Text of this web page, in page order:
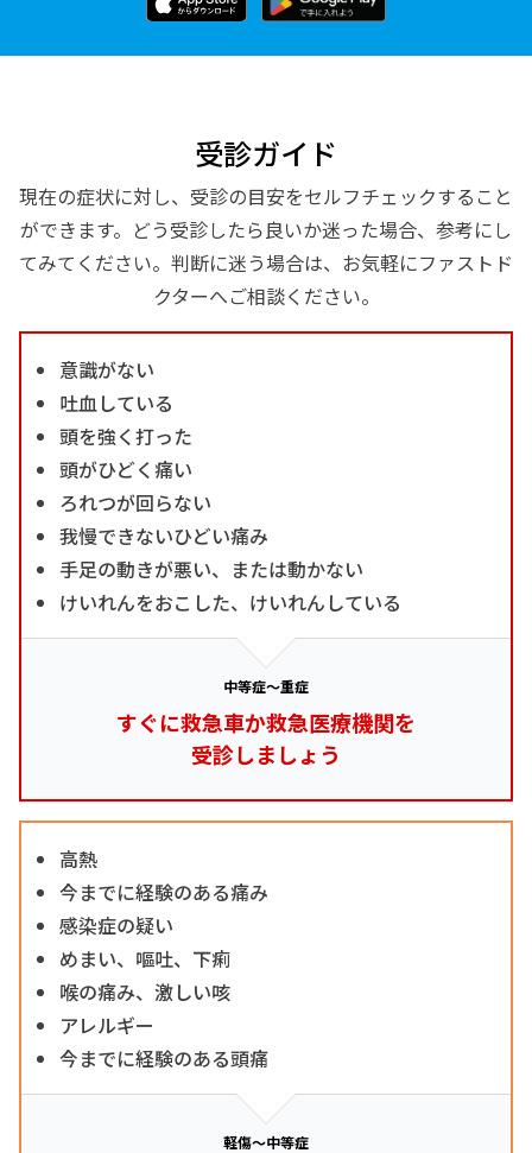
受診ガイド
現在の症状に対し、受診の目安をセルフチェックすること
ができます。どう受診したら良いか迷った場合、参考にし
てみてください。判断に迷う場合は、お気軽にファストド
クターへご相談ください。
意識がない
吐血している
頭を強く打った
頭がひどく痛い
ろれつが回らない
我慢できないひどい痛み
手足の動きが悪い、または動かない
けいれんをおこした、けいれんしている
中等症～重症
すぐに救急車か救急医療機関を
受診しましょう
高熱
今までに経験のある痛み
感染症の疑い
めまい、嘔吐、下痢
喉の痛み、激しい咳
アレルギー
今までに経験のある頭痛
軽傷～中等症